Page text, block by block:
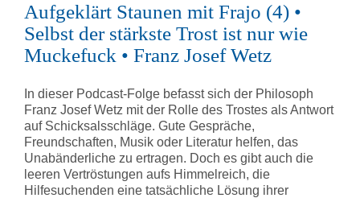
Kortizes Website
Aufgeklärt Staunen mit Frajo (4) •
Selbst der stärkste Trost ist nur wie
Muckefuck • Franz Josef Wetz
In dieser Podcast-Folge befasst sich der Philosoph
Franz Josef Wetz mit der Rolle des Trostes als Antwort
auf Schicksalsschläge. Gute Gespräche,
Freundschaften, Musik oder Literatur helfen, das
Unabänderliche zu ertragen. Doch es gibt auch die
leeren Vertröstungen aufs Himmelreich, die
Hilfesuchenden eine tatsächliche Lösung ihrer